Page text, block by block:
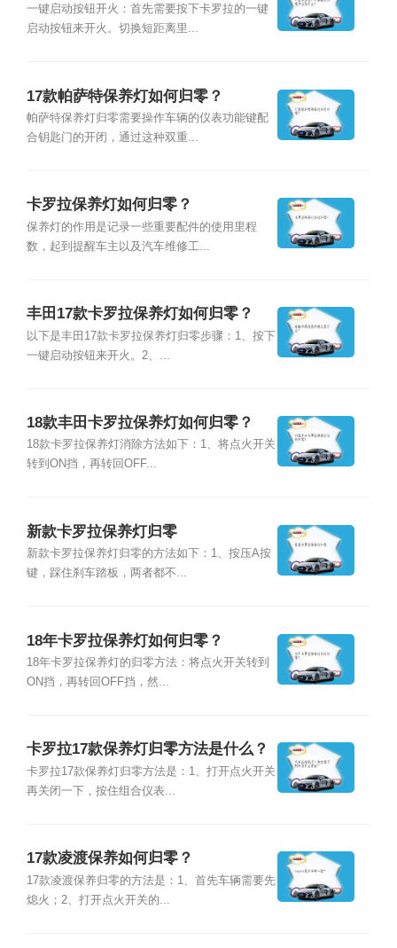
么？
一键启动按钮开火：首先需要按下卡罗拉的一键
启动按钮来开火。切换短距离里...
17款帕萨特保养灯如何归零？
帕萨特保养灯归零需要操作车辆的仪表功能键配
合钥匙门的开闭，通过这种双重...
卡罗拉保养灯如何归零？
保养灯的作用是记录一些重要配件的使用里程
数，起到提醒车主以及汽车维修工...
丰田17款卡罗拉保养灯如何归零？
以下是丰田17款卡罗拉保养灯归零步骤：1、按下
一键启动按钮来开火。2、...
18款丰田卡罗拉保养灯如何归零？
18款卡罗拉保养灯消除方法如下：1、将点火开关
转到ON挡，再转回OFF...
新款卡罗拉保养灯归零
新款卡罗拉保养灯归零的方法如下：1、按压A按
键，踩住刹车踏板，两者都不...
18年卡罗拉保养灯如何归零？
18年卡罗拉保养灯的归零方法：将点火开关转到
ON挡，再转回OFF挡，然...
卡罗拉17款保养灯归零方法是什么？
卡罗拉17款保养灯归零方法是：1、打开点火开关
再关闭一下，按住组合仪表...
17款凌渡保养如何归零？
17款凌渡保养归零的方法是：1、首先车辆需要先
熄火；2、打开点火开关的...